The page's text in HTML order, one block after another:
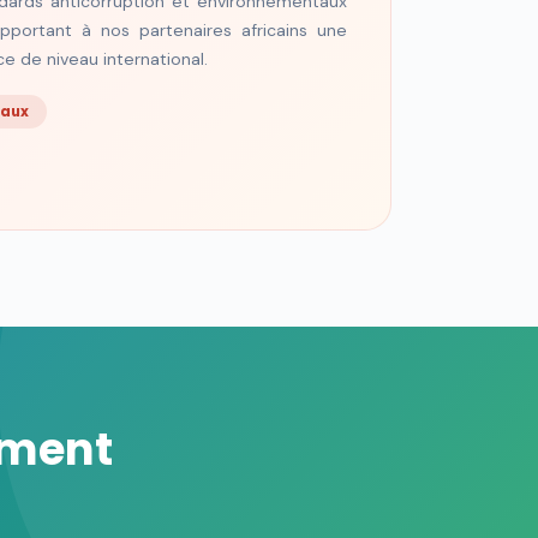
à nos partenaires africains une
de niveau international.